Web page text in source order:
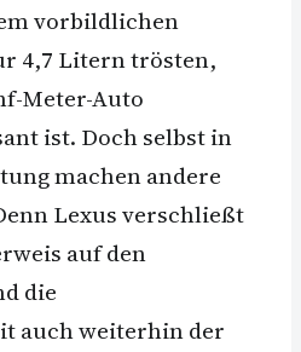
vorbildlichen
4,7 Litern trösten,
Meter-Auto
ist. Doch selbst in
machen andere
Lexus verschließt
auf den
die
auch weiterhin der